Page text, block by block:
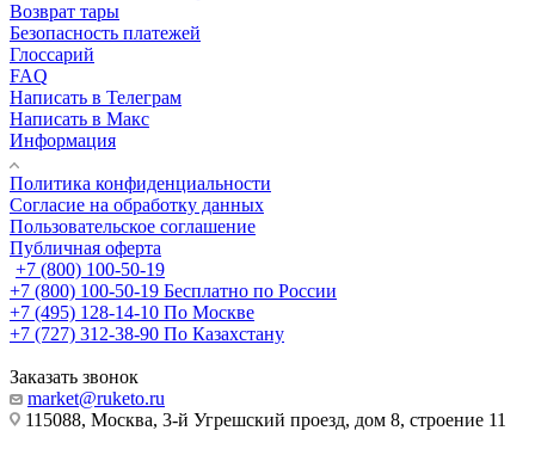
Возврат тары
Безопасность платежей
Глоссарий
FAQ
Написать в Телеграм
Написать в Макс
Информация
Политика конфиденциальности
Согласие на обработку данных
Пользовательское соглашение
Публичная оферта
+7 (800) 100-50-19
+7 (800) 100-50-19 Бесплатно по России
+7 (495) 128-14-10 По Москве
+7 (727) 312-38-90 По Казахстану
Заказать звонок
market@ruketo.ru
115088, Москва, 3-й Угрешский проезд, дом 8, строение 11